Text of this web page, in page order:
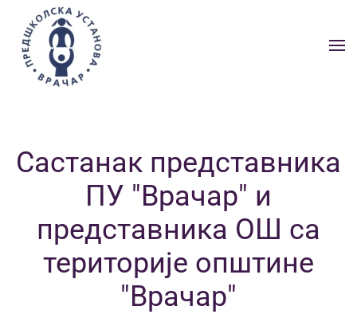
Skip to main content
Састанак представника
ПУ "Врачар" и
представника ОШ са
територије општине
"Врачар"